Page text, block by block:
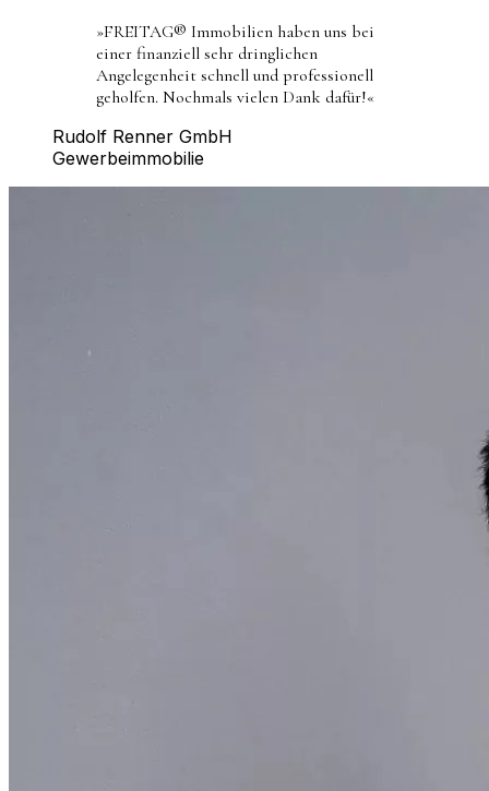
»FREITAG® Immobilien haben uns bei
einer finanziell sehr dringlichen
Angelegenheit schnell und professionell
geholfen. Nochmals vielen Dank dafür!«
Rudolf Renner GmbH
Gewerbeimmobilie